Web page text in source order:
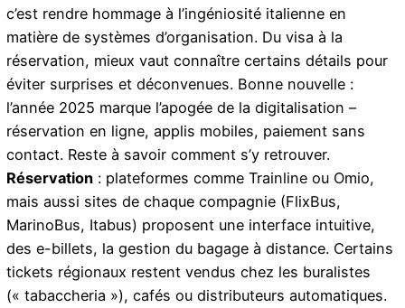
c’est rendre hommage à l’ingéniosité italienne en
matière de systèmes d’organisation. Du visa à la
réservation, mieux vaut connaître certains détails pour
éviter surprises et déconvenues. Bonne nouvelle :
l’année 2025 marque l’apogée de la digitalisation –
réservation en ligne, applis mobiles, paiement sans
contact. Reste à savoir comment s’y retrouver.
Réservation : plateformes comme Trainline ou Omio,
mais aussi sites de chaque compagnie (FlixBus,
MarinoBus, Itabus) proposent une interface intuitive,
des e-billets, la gestion du bagage à distance. Certains
tickets régionaux restent vendus chez les buralistes
(« tabaccheria »), cafés ou distributeurs automatiques.